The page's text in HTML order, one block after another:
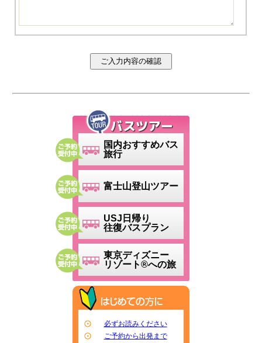
国内おすすめバス
旅行
富士山登山ツアー
USJ日帰り
往復バスプラン
東京ディズニー
リゾート®への旅
必ずお読みください
ご予約から出発まで